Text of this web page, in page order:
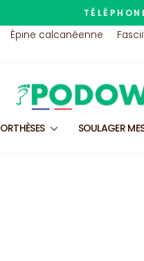
Pause
TÉLÉPHONE : 07
Épine calcanéenne
ORTHÈSES SOULAGER